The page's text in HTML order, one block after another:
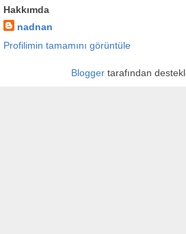
Hakkımda
nadnan
Profilimin tamamını görüntüle
Bloggertarafından